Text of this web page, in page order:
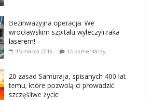
Bezinwazyjna operacja. We
wrocławskim szpitalu wyleczyli raka
laserem!
15 marca 2019 14 komentarzy
20 zasad Samuraja, spisanych 400 lat
temu, które pozwolą ci prowadzić
szczęśliwe życie